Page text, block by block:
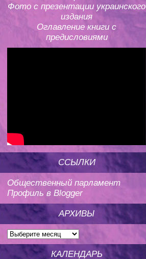
Фото с презентации украинского
издания
Оглавление книги с
предисловиями
ССЫЛКИ
Общественный парламент
Профиль в Blogger
АРХИВЫ
КАЛЕНДАРЬ